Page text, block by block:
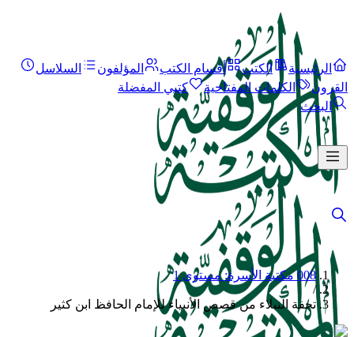
الرئيسية الكتب أقسام الكتب المؤلفون
السلاسل
القرون
الكلمات المفتاحية
كتبي المفضلة
البحث
008 مكتبة الأسرة: مستوى 1
/
تحفة النبلاء من قصص الأنبياء للإمام الحافظ ابن كثير